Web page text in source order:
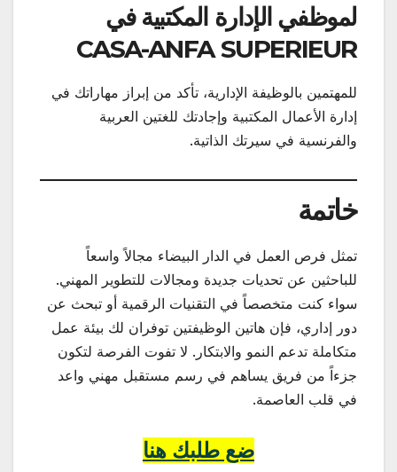
لموظفي الإدارة المكتبية في
CASA-ANFA SUPERIEUR
للمهتمين بالوظيفة الإدارية، تأكد من إبراز مهاراتك في
إدارة الأعمال المكتبية وإجادتك للغتين العربية
والفرنسية في سيرتك الذاتية.
خاتمة
تمثل فرص العمل في الدار البيضاء مجالاً واسعاً
للباحثين عن تحديات جديدة ومجالات للتطوير المهني.
سواء كنت متخصصاً في التقنيات الرقمية أو تبحث عن
دور إداري، فإن هاتين الوظيفتين توفران لك بيئة عمل
متكاملة تدعم النمو والابتكار. لا تفوت الفرصة لتكون
جزءاً من فريق يساهم في رسم مستقبل مهني واعد
في قلب العاصمة.
ضع طلبك هنا